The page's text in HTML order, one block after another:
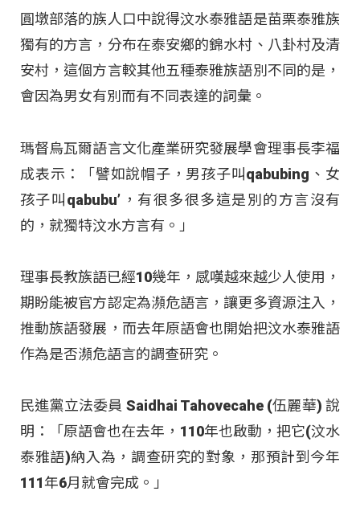
圓墩部落的族人口中說得汶水泰雅語是苗栗泰雅族
獨有的方言，分布在泰安鄉的錦水村、八卦村及清
安村，這個方言較其他五種泰雅族語別不同的是，
會因為男女有別而有不同表達的詞彙。
瑪督烏瓦爾語言文化產業研究發展學會理事長李福
成表示：「譬如說帽子，男孩子叫qabubing、女
孩子叫qabubu’，有很多很多這是別的方言沒有
的，就獨特汶水方言有。」
理事長教族語已經10幾年，感嘆越來越少人使用，
期盼能被官方認定為瀕危語言，讓更多資源注入，
推動族語發展，而去年原語會也開始把汶水泰雅語
作為是否瀕危語言的調查研究。
民進黨立法委員 Saidhai Tahovecahe (伍麗華) 說
明：「原語會也在去年，110年也啟動，把它(汶水
泰雅語)納入為，調查研究的對象，那預計到今年
111年6月就會完成。」